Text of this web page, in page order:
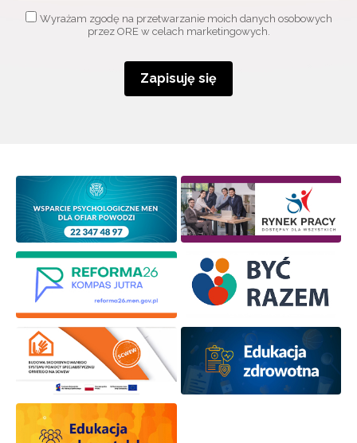
Wyrażam zgodę na przetwarzanie moich danych osobowych
przez ORE w celach marketingowych.
Zapisuję się
Newsletter ORE
Zapisz się i bądź na bieżąco z najnowszymi
informacjami
o szkoleniach i programach.
Adres e-mail:
Wyrażam zgodę na przetwarzanie moich danych
osobowych przez ORE w celach marketingowych.
Zapisuję się